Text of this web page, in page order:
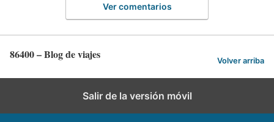
Ver comentarios
86400 – Blog de viajes Volver arriba
Salir de la versión móvil